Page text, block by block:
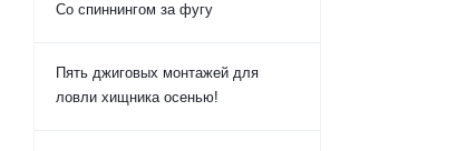
Со спиннингом за фугу
Пять джиговых монтажей для
ловли хищника осенью!